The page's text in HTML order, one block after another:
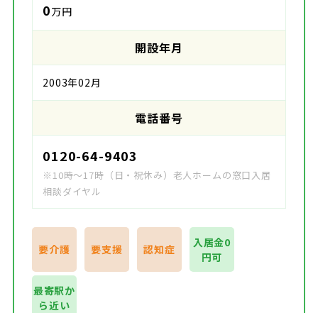
0万円
開設年月
2003年02月
電話番号
0120-64-9403
※10時～17時（日・祝休み）老人ホームの窓口入居
相談ダイヤル
要介護 要支援 認知症
入居金0
円可
最寄駅か
ら近い